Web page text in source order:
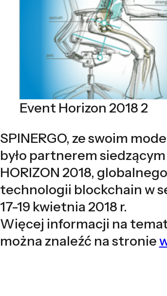
Event Horizon 2018 2
SPINERGO, ze swoim
było partnerem
HORIZON 2018,
technologii blockchain w
17-19 kwietnia 2018 r.
Więcej informacji na
można znaleźć na stronie